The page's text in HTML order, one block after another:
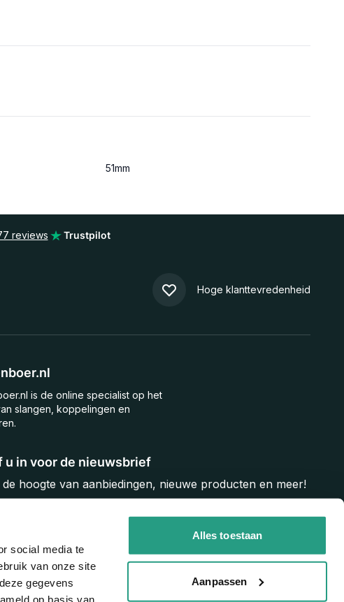
social media te
van onze site
gegevens
op basis van
Alles toestaan
Aanpassen
51mm
reviews Trustpilot
Hoge klanttevredenheid
u in voor de nieuwsbrief
hoogte van aanbiedingen, nieuwe producten en meer!
is de online specialist op het
slangen, koppelingen en